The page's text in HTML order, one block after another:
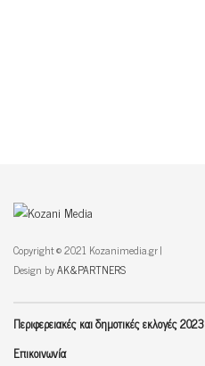
Copyright © 2021 Kozanimedia.gr |
Design byAK&PARTNERS
Περιφερειακές και δημοτικές εκλογές 2023
Επικοινωνία